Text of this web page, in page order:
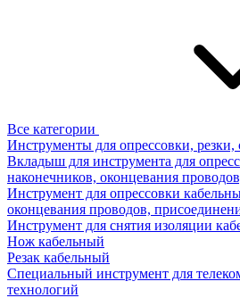
Все категории
Инструменты для опрессовки, резки,
Вкладыш для инструмента для
наконечников, оконцевания
Инструмент для опрессовки
оконцевания проводов,
Инструмент для снятия изоляции
Нож кабельный
Резак кабельный
Специальный инструмент для
технологий